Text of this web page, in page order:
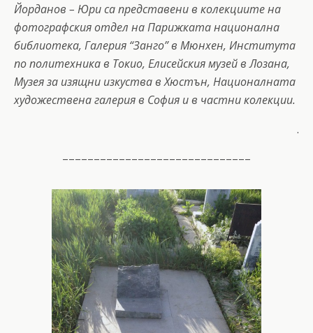
Йорданов – Юри са представени в колекциите на
фотографския отдел на Парижката национална
библиотека, Галерия “Занго” в Мюнхен, Института
по политехника в Токио, Елисейския музей в Лозана,
Музея за изящни изкуства в Хюстън, Националната
художествена галерия в София и в частни колекции.
.
––––––––––––––––––––––––––––––